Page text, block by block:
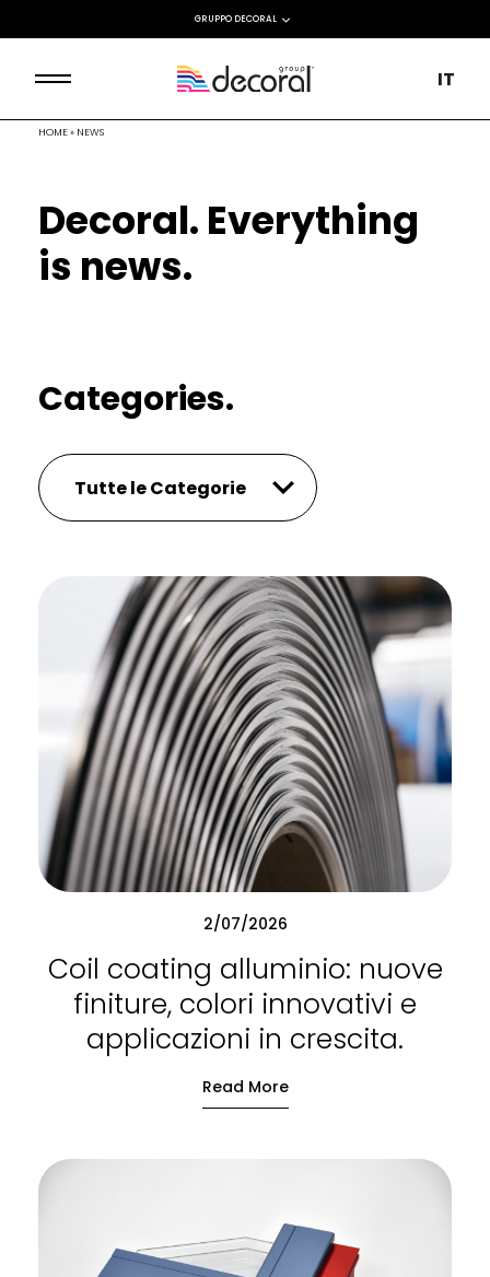
GRUPPO DECORAL
IT
HOME» NEWS
Decoral. Everything
is news.
Categories.
2/07/2026
Coil coating alluminio: nuove
finiture, colori innovativi e
applicazioni in crescita.
Read More